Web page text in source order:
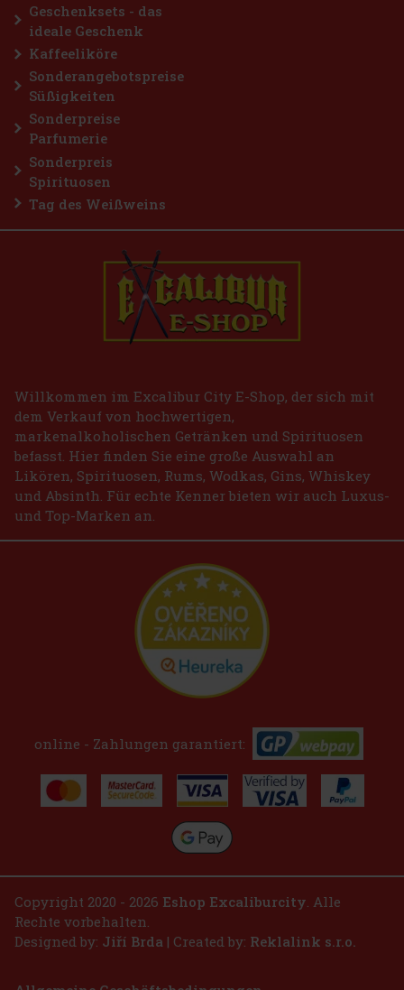
Geschenksets - das
ideale Geschenk
Kaffeeliköre
Sonderangebotspreise
Süßigkeiten
Sonderpreise
Parfumerie
Sonderpreis
Spirituosen
Tag des Weißweins
Willkommen im Excalibur City E-Shop, der sich mit
dem Verkauf von hochwertigen,
markenalkoholischen Getränken und Spirituosen
befasst. Hier finden Sie eine große Auswahl an
Likören, Spirituosen, Rums, Wodkas, Gins, Whiskey
und Absinth. Für echte Kenner bieten wir auch Luxus-
und Top-Marken an.
online - Zahlungen garantiert:
Copyright 2020 - 2026 Eshop Excaliburcity. Alle
Rechte vorbehalten.
Designed by: Jiří Brda | Created by: Reklalink s.r.o.